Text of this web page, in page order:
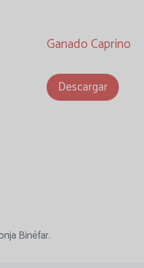
Ganado Caprino
Descargar
Binéfar.